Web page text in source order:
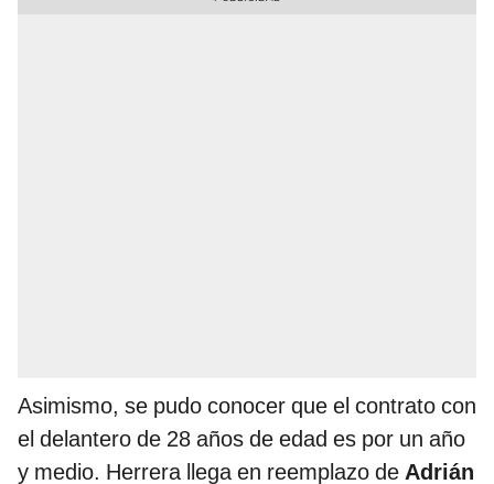
Asimismo, se pudo conocer que el contrato con
el delantero de 28 años de edad es por un año
y medio. Herrera llega en reemplazo de Adrián